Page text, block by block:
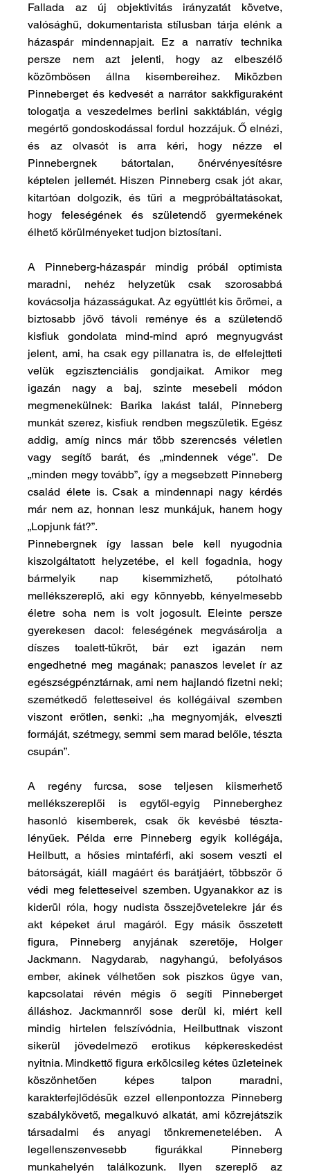
Fallada az új objektivitás irányzatát követve,
valósághű, dokumentarista stílusban tárja elénk a
házaspár mindennapjait. Ez a narratív technika
persze nem azt jelenti, hogy az elbeszélő
közömbösen állna kisembereihez. Miközben
Pinneberget és kedvesét a narrátor sakkfiguraként
tologatja a veszedelmes berlini sakktáblán, végig
megértő gondoskodással fordul hozzájuk. Ő elnézi,
és az olvasót is arra kéri, hogy nézze el
Pinnebergnek bátortalan, önérvényesítésre
képtelen jellemét. Hiszen Pinneberg csak jót akar,
kitartóan dolgozik, és tűri a megpróbáltatásokat,
hogy feleségének és születendő gyermekének
élhető körülményeket tudjon biztosítani.
A Pinneberg-házaspár mindig próbál optimista
maradni, nehéz helyzetük csak szorosabbá
kovácsolja házasságukat. Az együttlét kis örömei, a
biztosabb jövő távoli reménye és a születendő
kisfiuk gondolata mind-mind apró megnyugvást
jelent, ami, ha csak egy pillanatra is, de elfelejtteti
velük egzisztenciális gondjaikat. Amikor meg
igazán nagy a baj, szinte mesebeli módon
megmenekülnek: Barika lakást talál, Pinneberg
munkát szerez, kisfiuk rendben megszületik. Egész
addig, amíg nincs már több szerencsés véletlen
vagy segítő barát, és „mindennek vége”. De
„minden megy tovább”, így a megsebzett Pinneberg
család élete is. Csak a mindennapi nagy kérdés
már nem az, honnan lesz munkájuk, hanem hogy
„Lopjunk fát?”.
Pinnebergnek így lassan bele kell nyugodnia
kiszolgáltatott helyzetébe, el kell fogadnia, hogy
bármelyik nap kisemmizhető, pótolható
mellékszereplő, aki egy könnyebb, kényelmesebb
életre soha nem is volt jogosult. Eleinte persze
gyerekesen dacol: feleségének megvásárolja a
díszes toalett-tükröt, bár ezt igazán nem
engedhetné meg magának; panaszos levelet ír az
egészségpénztárnak, ami nem hajlandó fizetni neki;
szemétkedő feletteseivel és kollégáival szemben
viszont erőtlen, senki: „ha megnyomják, elveszti
formáját, szétmegy, semmi sem marad belőle, tészta
csupán”.
A regény furcsa, sose teljesen kiismerhető
mellékszereplői is egytől-egyig Pinneberghez
hasonló kisemberek, csak ők kevésbé tészta-
lényűek. Példa erre Pinneberg egyik kollégája,
Heilbutt, a hősies mintaférfi, aki sosem veszti el
bátorságát, kiáll magáért és barátjáért, többször ő
védi meg feletteseivel szemben. Ugyanakkor az is
kiderül róla, hogy nudista összejövetelekre jár és
akt képeket árul magáról. Egy másik összetett
figura, Pinneberg anyjának szeretője, Holger
Jackmann. Nagydarab, nagyhangú, befolyásos
ember, akinek vélhetően sok piszkos ügye van,
kapcsolatai révén mégis ő segíti Pinneberget
álláshoz. Jackmannről sose derül ki, miért kell
mindig hirtelen felszívódnia, Heilbuttnak viszont
sikerül jövedelmező erotikus képkereskedést
nyitnia. Mindkettő figura erkölcsileg kétes üzleteinek
köszönhetően képes talpon maradni,
karakterfejlődésük ezzel ellenpontozza Pinneberg
szabálykövető, megalkuvó alkatát, ami közrejátszik
társadalmi és anyagi tönkremenetelében. A
legellenszenvesebb figurákkal Pinneberg
munkahelyén találkozunk. Ilyen szereplő az